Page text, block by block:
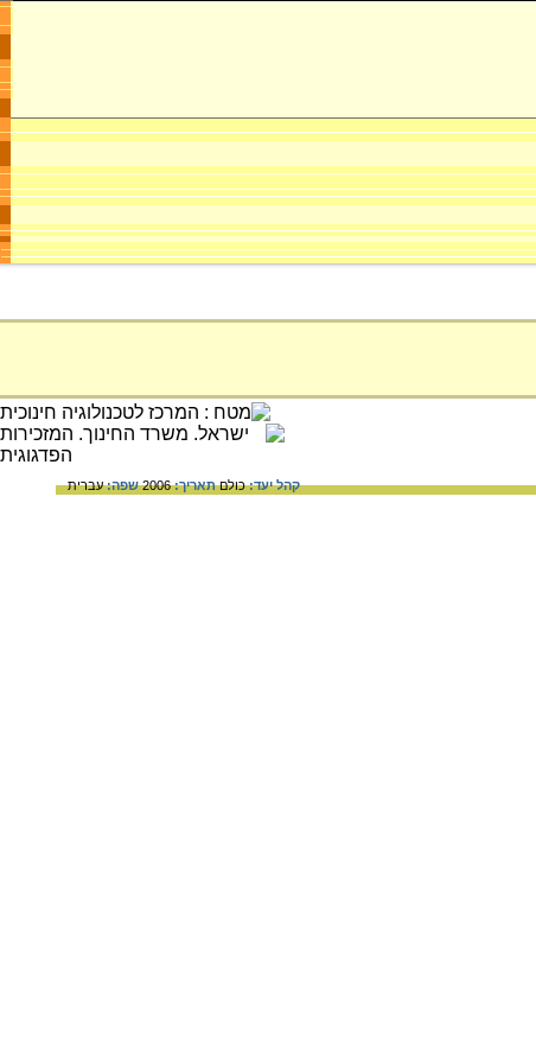
קהל יעד:כולםתאריך:2006 שפה:עברית